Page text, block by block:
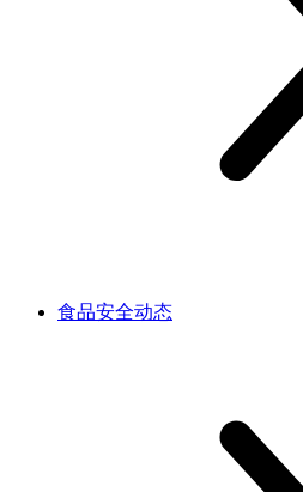
食品安全动态